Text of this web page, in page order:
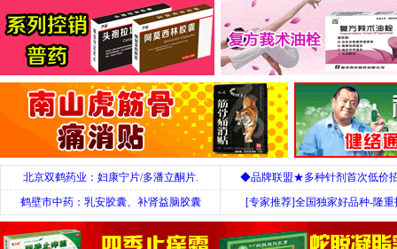
北京双鹤药业：妇康宁片/多潘立酮片.
鹤壁市中药：乳安胶囊、补肾益脑胶囊
◆品牌联盟★多种针剂首次低价
[专家推荐]全国独家好品种-隆重